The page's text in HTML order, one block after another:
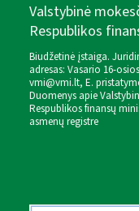
Valstybinė
Respublikos
Biudžetinė įstaiga.
adresas: Vasario 16-
vmi@vmi.lt, E.
Duomenys apie
Respublikos finansų
asmenų registre